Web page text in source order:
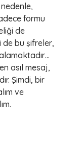
formu
de
de bu şifreler,
asıl mesaj,
Şimdi, bir
ve